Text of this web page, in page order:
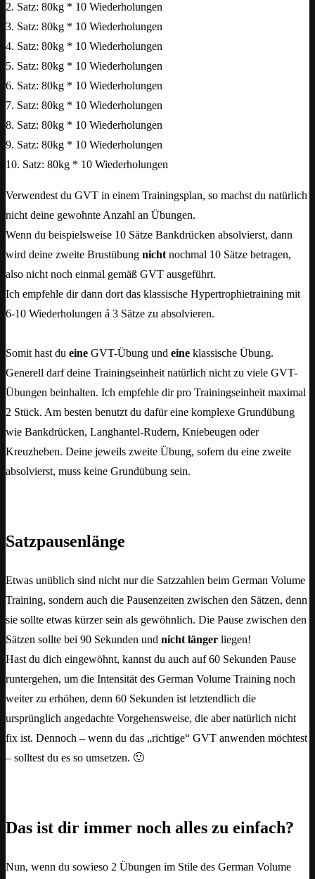
2. Satz: 80kg * 10 Wiederholungen
3. Satz: 80kg * 10 Wiederholungen
4. Satz: 80kg * 10 Wiederholungen
5. Satz: 80kg * 10 Wiederholungen
6. Satz: 80kg * 10 Wiederholungen
7. Satz: 80kg * 10 Wiederholungen
8. Satz: 80kg * 10 Wiederholungen
9. Satz: 80kg * 10 Wiederholungen
10. Satz: 80kg * 10 Wiederholungen
Verwendest du GVT in einem Trainingsplan, so machst du natürlich
nicht deine gewohnte Anzahl an Übungen.
Wenn du beispielsweise 10 Sätze Bankdrücken absolvierst, dann
wird deine zweite Brustübung nicht nochmal 10 Sätze betragen,
also nicht noch einmal gemäß GVT ausgeführt.
Ich empfehle dir dann dort das klassische Hypertrophietraining mit
6-10 Wiederholungen á 3 Sätze zu absolvieren.
Somit hast du eine GVT-Übung und eine klassische Übung.
Generell darf deine Trainingseinheit natürlich nicht zu viele GVT-
Übungen beinhalten. Ich empfehle dir pro Trainingseinheit maximal
2 Stück. Am besten benutzt du dafür eine komplexe Grundübung
wie Bankdrücken, Langhantel-Rudern, Kniebeugen oder
Kreuzheben. Deine jeweils zweite Übung, sofern du eine zweite
absolvierst, muss keine Grundübung sein.
Satzpausenlänge
Etwas unüblich sind nicht nur die Satzzahlen beim German Volume
Training, sondern auch die Pausenzeiten zwischen den Sätzen, denn
sie sollte etwas kürzer sein als gewöhnlich. Die Pause zwischen den
Sätzen sollte bei 90 Sekunden und nicht länger liegen!
Hast du dich eingewöhnt, kannst du auch auf 60 Sekunden Pause
runtergehen, um die Intensität des German Volume Training noch
weiter zu erhöhen, denn 60 Sekunden ist letztendlich die
ursprünglich angedachte Vorgehensweise, die aber natürlich nicht
fix ist. Dennoch – wenn du das „richtige“ GVT anwenden möchtest
– solltest du es so umsetzen. 🙂
Das ist dir immer noch alles zu einfach?
Nun, wenn du sowieso 2 Übungen im Stile des German Volume